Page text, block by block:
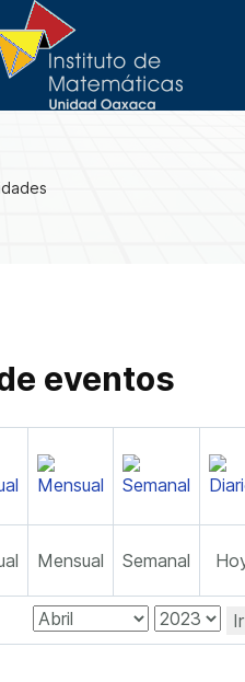
eventos
Mensual Semanal